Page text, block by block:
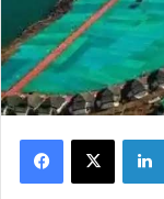
Facebook
X